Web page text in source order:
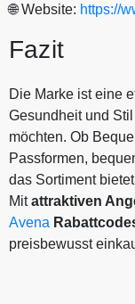
🌐 Website: https://
Fazit
Die Marke ist eine
Gesundheit und
möchten. Ob
Passformen,
das Sortiment
Mitattraktiven
Avena
preisbewusst